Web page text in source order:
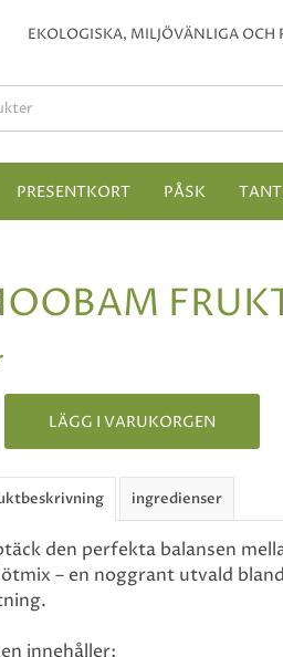
EKOLOGISKA, MILJÖVÄNLIGA OCH
PRESENTKORT PÅSK
LÄGG I VARUKORGEN
ingredienser
den perfekta balansen
– en noggrant utvald
innehåller: